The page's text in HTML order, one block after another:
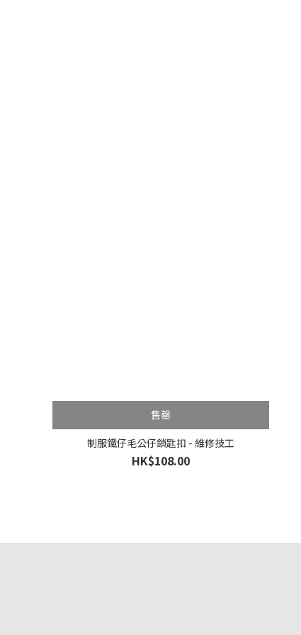
售罄
制服鐵仔毛公仔鎖匙扣 - 維修技工
HK$108.00